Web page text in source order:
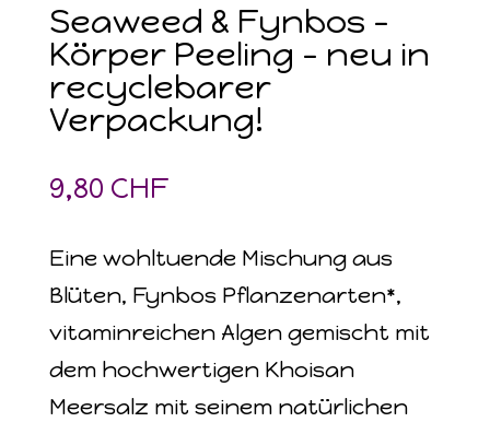
Seaweed & Fynbos –
Körper Peeling – neu in
recyclebarer
Verpackung!
9,80 CHF
Eine wohltuende Mischung aus
Blüten, Fynbos Pflanzenarten*,
vitaminreichen Algen gemischt mit
dem hochwertigen Khoisan
Meersalz mit seinem natürlichen